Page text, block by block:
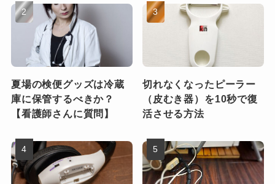
夏場の検便グッズは冷蔵
庫に保管するべきか？
【看護師さんに質問】
切れなくなったピーラー
（皮むき器）を10秒で復
活させる方法